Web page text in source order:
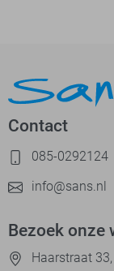
Contact
085-0292124
info@sans.nl
Bezoek onze
Haarstraat